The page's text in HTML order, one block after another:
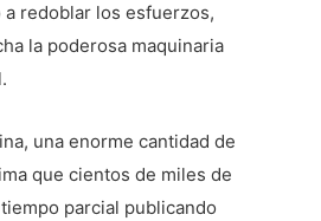
redoblar los esfuerzos,
la poderosa maquinaria
una enorme cantidad de
que cientos de miles de
parcial publicando